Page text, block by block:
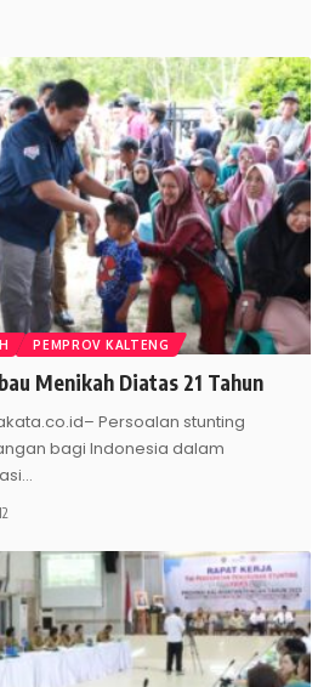
PEMPROV KALTENG
Menikah Diatas 21 Tahun
Persoalan stunting
bagi Indonesia dalam
…